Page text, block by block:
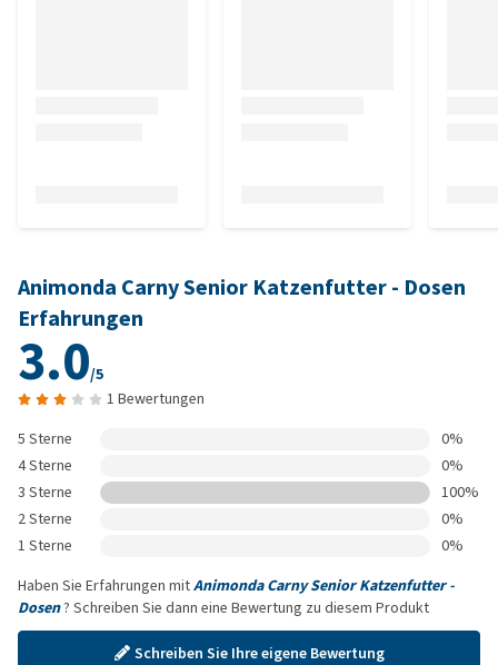
Animonda Carny Senior Katzenfutter - Dosen
Erfahrungen
3.0/5
1 Bewertungen
5 Sterne
0%
4 Sterne
0%
3 Sterne
100%
2 Sterne
0%
1 Sterne
0%
Haben Sie Erfahrungen mitAnimonda Carny Senior Katzenfutter -
Dosen? Schreiben Sie dann eine Bewertung zu diesem Produkt
Schreiben Sie Ihre eigene Bewertung